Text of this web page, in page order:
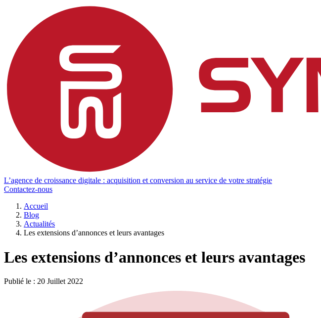
L’agence de croissance digitale : acquisition et conversion au service de votre stratégie
Contactez-nous
Accueil
Blog
Actualités
Les extensions d’annonces et leurs avantages
Les extensions d’annonces et leurs avantages
Publié le : 20 Juillet 2022